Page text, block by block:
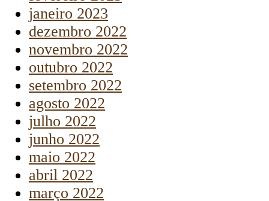
janeiro 2023
dezembro 2022
novembro 2022
outubro 2022
setembro 2022
agosto 2022
julho 2022
junho 2022
maio 2022
abril 2022
março 2022